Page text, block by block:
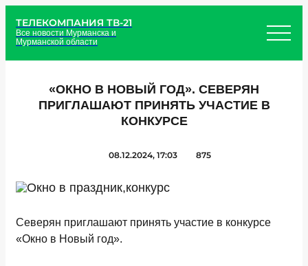
ТЕЛЕКОМПАНИЯ ТВ-21
Все новости Мурманска и
Мурманской области
«ОКНО В НОВЫЙ ГОД». СЕВЕРЯН
ПРИГЛАШАЮТ ПРИНЯТЬ УЧАСТИЕ В
КОНКУРСЕ
08.12.2024, 17:03 875
Северян приглашают принять участие в конкурсе
«Окно в Новый год».